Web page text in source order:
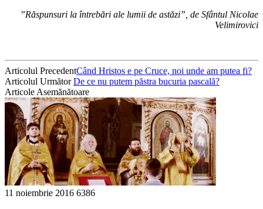
”Răspunsuri la întrebări ale lumii de astăzi”, de Sfântul Nicolae
Velimirovici
Articolul PrecedentCând Hristos e pe Cruce, noi unde am putea fi?
Articolul UrmătorDe ce nu putem păstra bucuria pascală?
Articole Asemănătoare
11 noiembrie 2016 6386